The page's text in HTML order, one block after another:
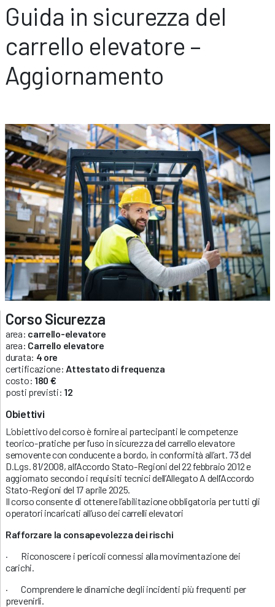
Guida in sicurezza del
carrello elevatore –
Aggiornamento
Corso Sicurezza
area: carrello-elevatore
area: Carrello elevatore
durata: 4 ore
certificazione: Attestato di frequenza
costo: 180 €
posti previsti: 12
Obiettivi
L’obiettivo del corso è fornire ai partecipanti le competenze
teorico-pratiche per l’uso in sicurezza del carrello elevatore
semovente con conducente a bordo, in conformità all’art. 73 del
D.Lgs. 81/2008, all’Accordo Stato-Regioni del 22 febbraio 2012 e
aggiornato secondo i requisiti tecnici dell’Allegato A dell’Accordo
Stato-Regioni del 17 aprile 2025.
Il corso consente di ottenere l’abilitazione obbligatoria per tutti gli
operatori incaricati all’uso dei carrelli elevatori
Rafforzare la consapevolezza dei rischi
· Riconoscere i pericoli connessi alla movimentazione dei
carichi.
· Comprendere le dinamiche degli incidenti più frequenti per
prevenirli.